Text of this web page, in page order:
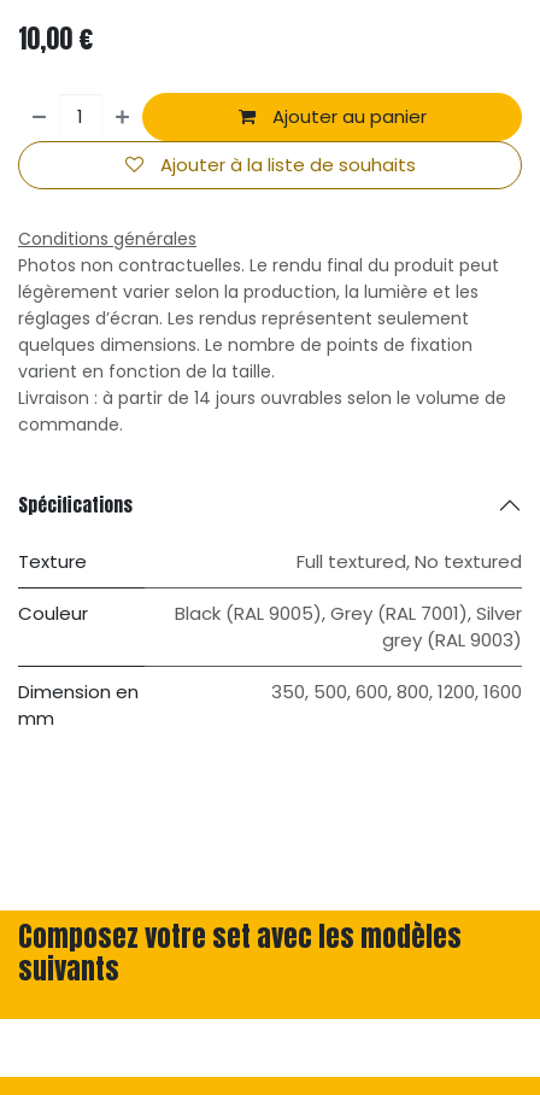
10,00€
Ajouter au panier
Ajouter à la liste de souhaits
Conditions générales
Photos non contractuelles. Le rendu final du produit peut
légèrement varier selon la production, la lumière et les
réglages d’écran. Les rendus représentent seulement
quelques dimensions. Le nombre de points de fixation
varient en fonction de la taille.
Livraison : à partir de 14 jours ouvrables selon le volume de
commande.
Spécifications
Texture Full textured,No textured
Couleur Black (RAL 9005),Grey (RAL 7001),Silver
grey (RAL 9003)
Dimension en
mm
350, 500,600,800,1200,1600
Composez votre set avec les modèles
suivants